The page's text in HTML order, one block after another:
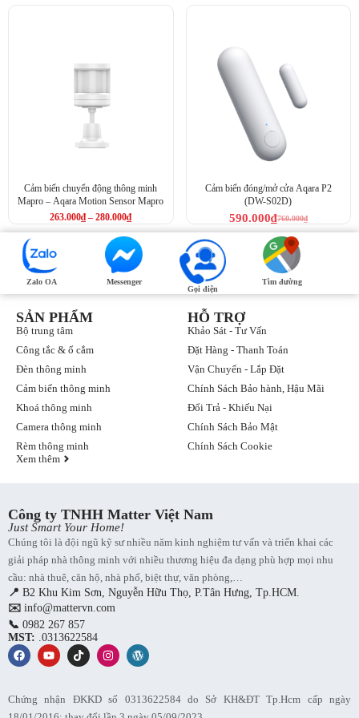
Aqara TVOC cảm biến.
Aqara TVOC thiết kế
Màn hình hiển thị tích hợp nhiều chức năng.
Màn hình E Ink có thời gian chờ lâu:
Được trang bị màn hình E Ink ma trận điểm tương tự như
giấy, không phát ra ánh sáng xanh, loại ánh sáng có thể gây
hại và bảo vệ đôi mắt của bạn.
Tiết kiệm năng lượng: Màn hình E Ink tiêu thụ rất ít năng
lượng, giúp kéo dài thời lượng pin của cảm biến chất lượng
không khí TVOC.
Cảm biến chuyển động thông minh
Mapro – Aqara Motion Sensor Mapro
263.000₫ – 280.000₫
Cảm biến đóng/mở cửa Aqara P2
(DW-S02D)
760.000₫
590.000₫
Zalo OA
Messenger
Gọi điện
Tìm đường
HỖ TRỢ
Khảo Sát - Tư Vấn
Đặt Hàng - Thanh Toán
Vận Chuyển - Lắp Đặt
Chính Sách Bảo hành, Hậu Mãi
Đổi Trả - Khiếu Nại
Chính Sách Bảo Mật
Chính Sách Cookie
SẢN PHẨM
Bộ trung tâm
Công tắc & ổ cắm
Đèn thông minh
Cảm biến thông minh
Khoá thông minh
Camera thông minh
Rèm thông minh
Xem thêm
Công ty TNHH Matter Việt Nam
Just Smart Your Home!
Chúng tôi là đội ngũ kỹ sư nhiều năm kinh nghiệm tư vấn và triển khai các
giải pháp nhà thông minh với nhiều thương hiệu đa dạng phù hợp mọi nhu
cầu: nhà thuê, căn hộ, nhà phố, biệt thự, văn phòng,…
📍 B2 Khu Kim Sơn, Nguyễn Hữu Thọ, P.Tân Hưng, Tp.HCM.
✉️ info@mattervn.com
📞 0982 267 857
MST: .0313622584
Chứng nhận ĐKKD số 0313622584 do Sở KH&ĐT Tp.Hcm cấp ngày